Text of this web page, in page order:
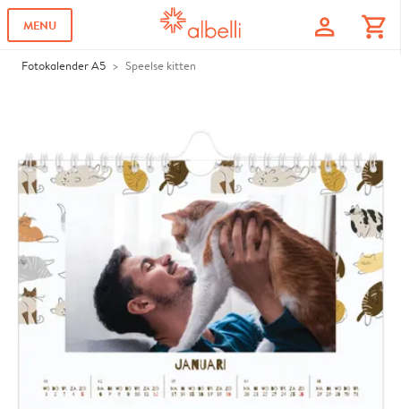
MENU profile shopping_cart
Fotokalender A5 Speelse kitten